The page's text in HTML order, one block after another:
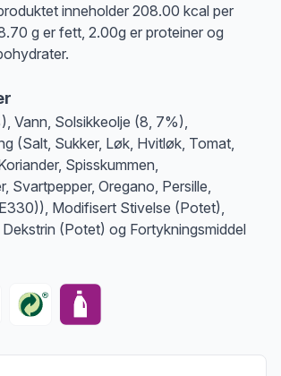
inneholder 208.00 kcal per
g er fett, 2.00g er proteiner og
Vann, Solsikkeolje (8, 7%),
(Salt, Sukker, Løk, Hvitløk, Tomat,
Spisskummen,
Svartpepper, Oregano, Persille,
Modifisert Stivelse (Potet),
(Potet) og Fortykningsmiddel